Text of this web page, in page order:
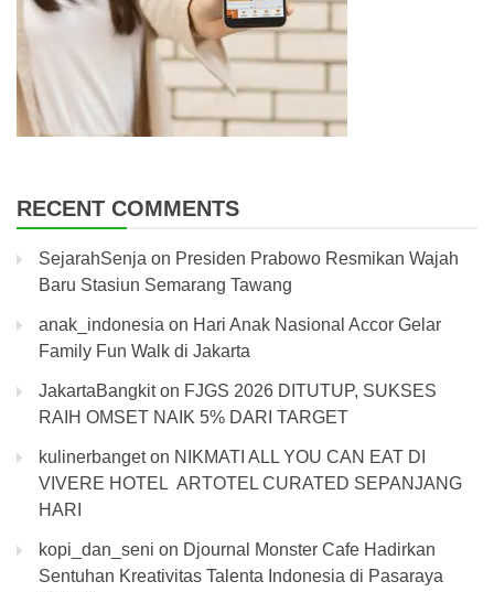
RECENT COMMENTS
SejarahSenja on Presiden Prabowo Resmikan Wajah
Baru Stasiun Semarang Tawang
anak_indonesia on Hari Anak Nasional Accor Gelar
Family Fun Walk di Jakarta
JakartaBangkiton FJGS 2026 DITUTUP, SUKSES
RAIH OMSET NAIK 5% DARI TARGET
kulinerbangeton NIKMATI ALL YOU CAN EAT DI
VIVERE HOTEL ARTOTEL CURATED SEPANJANG
HARI
kopi_dan_seni on Djournal Monster Cafe Hadirkan
Sentuhan Kreativitas Talenta Indonesia di Pasaraya